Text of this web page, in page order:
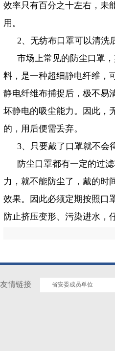
效率只有百分之十左右，未
用。
2、无纺布口罩可以清洗
市场上常见的防尘口罩
料，是一种超细静电纤维，
静电纤维布捕捉后，极不易
坏静电的吸尘能力。因此，
的，用后便需丢弃。
3、只要戴了口罩就不会
防尘口罩都有一定的过
力，就不能防尘了，戴的时
效果。因此必须定期按照口
防止挤压变形、污染进水，
友情链接